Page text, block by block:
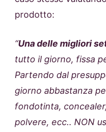
prodotto:
“Una delle migliori
tutto il giorno, fissa
Partendo dal
giorno abbastanza
fondotinta,
polvere, ecc.. NON